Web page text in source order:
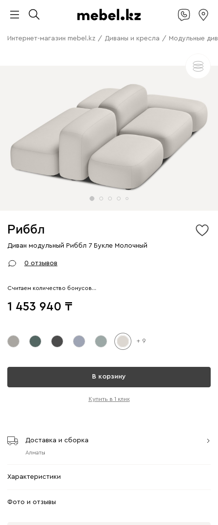
Интернет-магазин mebel.kz / Диваны и кресла / Модульные
Риббл
Диван модульный Риббл 7 Букле Молочный
0 отзывов
Считаем количество бонусов…
1 453 940
+ 9
В корзину
Купить в 1 клик
Доставка и сборка
Алматы
Характеристики
Фото и отзывы